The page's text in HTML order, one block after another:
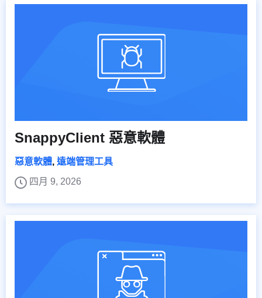
SnappyClient 惡意軟體
惡意軟體, 遠端管理工具
四月 9, 2026